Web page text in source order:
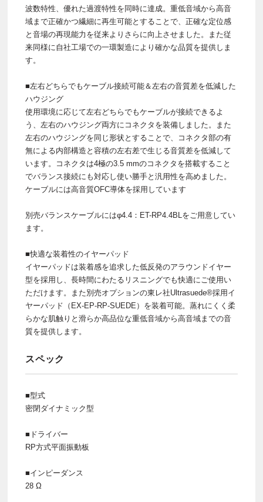
波数特性、優れた過渡特性を同時に達成。重低音域から高音
域まで正確かつ繊細に再生可能とすることで、正確な定位感
と音場の再現能力を従来よりさらに向上させました。また従
来同様に自社工場での一環製造により確かな品質を提供しま
す。
■左右どちらでもケーブル接続可能＆左右の音質差を低減した
ハウジング
使用環境に応じて左右どちらでもケーブルが接続できるよ
う、左右のハウジング両方にコネクタを装備しました。また
左右のハウジングを同じ形状とすることで、コネクタ部の有
無による内部構造と容積の左右差で生じる音質差を低減して
います。コネクタは4極の3.5 mmのコネクタを搭載すること
でバランス接続にも対応し使い勝手と汎用性を高めました。
ケーブルには高音質OFC導体を採用しています
別売バランスケーブルにはφ4.4：ET-RP4.4BLをご用意してい
ます。
■快適な装着性のイヤーパッド
イヤーパッドは装着感を追求した低反発のアラウンドイヤー
型を採用し、長時間にわたるリスニングでも快適にご使用い
ただけます。また別売オプションの東レ社Ultrasuede®採用イ
ヤーパッド（EX-EP-RP-SUEDE）を装着可能。蒸れにくく柔
らかな肌触りと滑らか高品位な重低音域から高音域までの音
質を提供します。
スペック
■型式
密閉ダイナミック型
■ドライバー
RP方式平面振動板
■インピーダンス
28 Ω